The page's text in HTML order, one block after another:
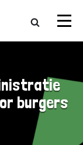
burgers